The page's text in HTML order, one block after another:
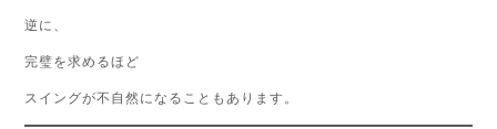
逆に、
完璧を求めるほど
スイングが不自然になることもあります。